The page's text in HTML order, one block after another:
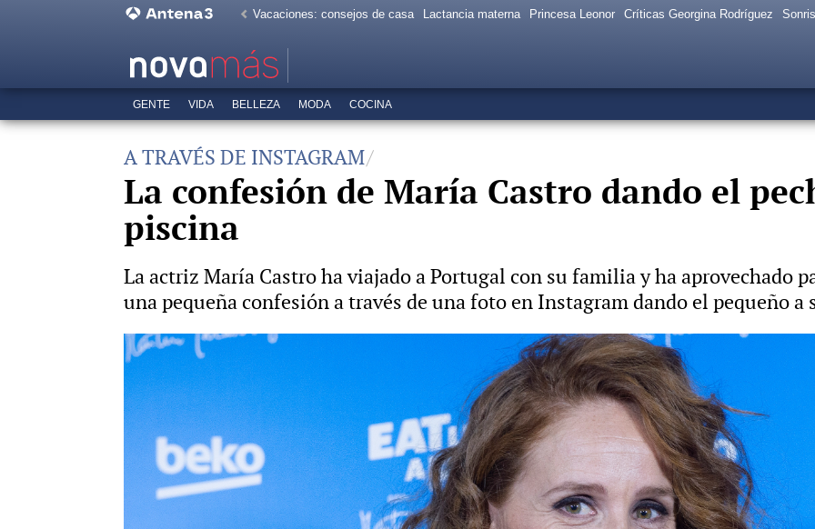
Vacaciones: consejos de casa Lactancia materna Princesa Leonor Críticas Georgina Rodríguez
GENTE VIDA BELLEZA MODA COCINA
A TRAVÉS DE INSTAGRAM
La confesión de María Castro dando el
piscina
La actriz María Castro ha viajado a Portugal con su familia y ha aprovechado
una pequeña confesión a través de una foto en Instagram dando el pequeño